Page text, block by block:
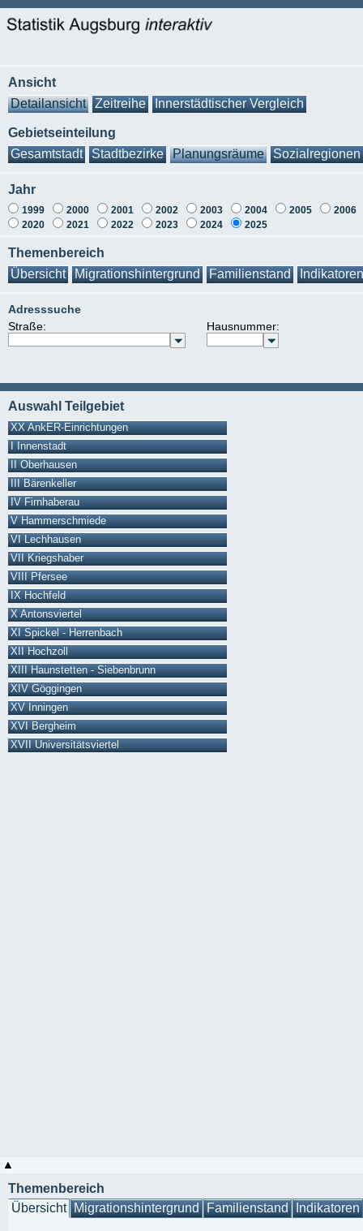
Ansicht
Detailansicht
Zeitreihe Innerstädtischer Vergleich
Gebietseinteilung
Gesamtstadt
Stadtbezirke Planungsräume Sozialregionen
Jahr
1999 2000 2001 2002 2003 2004 2005
2006
2020
2021 2022 2023 2024 2025
Themenbereich
Übersicht
Migrationshintergrund Familienstand Indikatoren
Adresssuche
Straße:
Hausnummer:
Auswahl Teilgebiet
XX AnkER-Einrichtungen
I Innenstadt
II Oberhausen
III Bärenkeller
IV Firnhaberau
V Hammerschmiede
VI Lechhausen
VII Kriegshaber
VIII Pfersee
IX Hochfeld
X Antonsviertel
XI Spickel - Herrenbach
XII Hochzoll
XIII Haunstetten - Siebenbrunn
XIV Göggingen
XV Inningen
XVI Bergheim
XVII Universitätsviertel
Themenbereich
Übersicht Migrationshintergrund Familienstand Indikatoren